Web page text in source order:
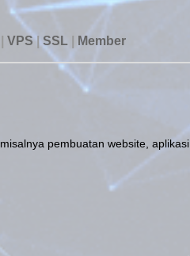
VPS|SSL Member
pembuatan website, aplikasi